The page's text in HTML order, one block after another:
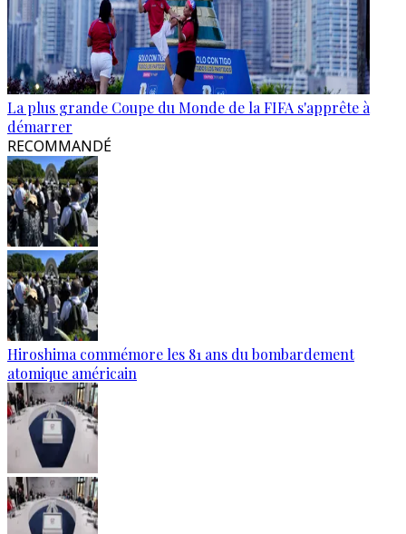
La plus grande Coupe du Monde de la FIFA s'apprête à
démarrer
RECOMMANDÉ
Hiroshima commémore les 81 ans du bombardement
atomique américain